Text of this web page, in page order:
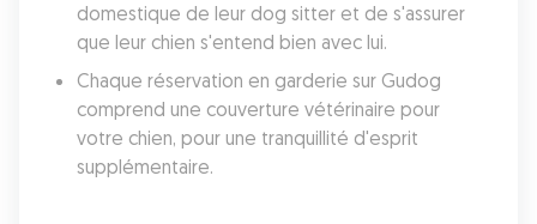
domestique de leur dog sitter et de s'assurer
que leur chien s'entend bien avec lui.
Chaque réservation en garderie sur Gudog
comprend une couverture vétérinaire pour
votre chien, pour une tranquillité d'esprit
supplémentaire.